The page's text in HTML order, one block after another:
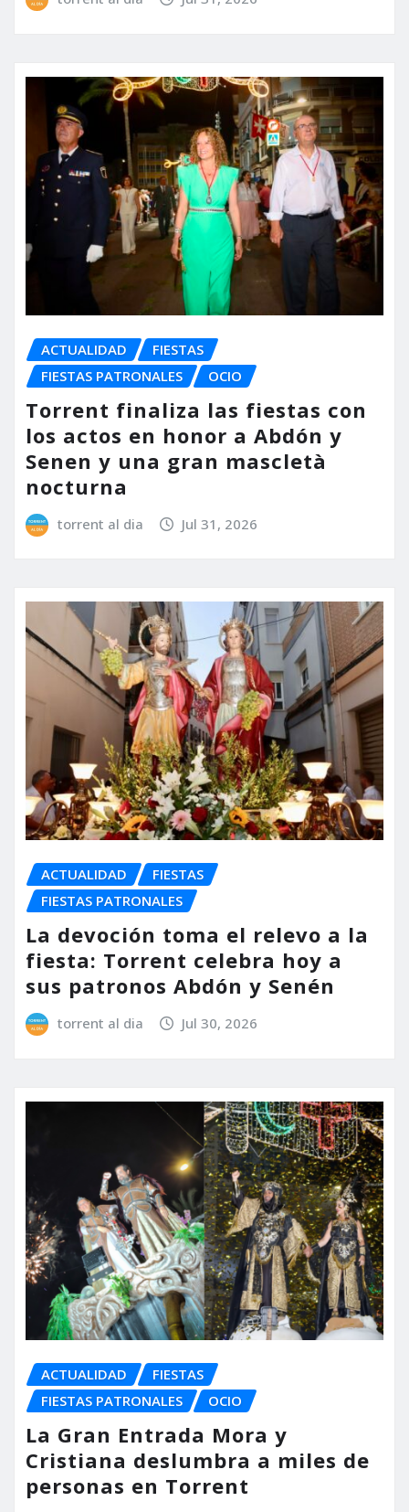
ACTUALIDAD
FIESTAS
FIESTAS PATRONALES
OCIO
Torrent finaliza las fiestas con
los actos en honor a Abdón y
Senen y una gran mascletà
nocturna
torrent al dia Jul 31, 2026
ACTUALIDAD
FIESTAS
FIESTAS PATRONALES
La devoción toma el relevo a la
fiesta: Torrent celebra hoy a
sus patronos Abdón y Senén
torrent al dia Jul 30, 2026
ACTUALIDAD
FIESTAS
FIESTAS PATRONALES
OCIO
La Gran Entrada Mora y
Cristiana deslumbra a miles de
personas en Torrent